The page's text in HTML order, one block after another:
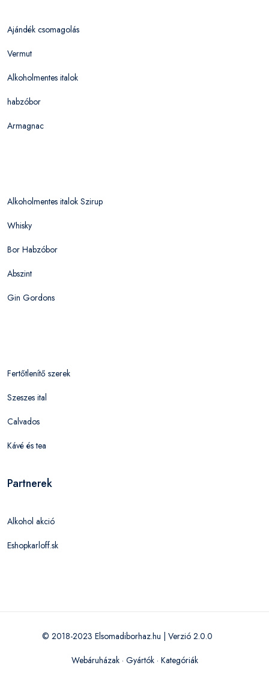
Ajándék csomagolás
Vermut
Alkoholmentes italok
habzóbor
Armagnac
Alkoholmentes italok Szirup
Whisky
Bor Habzóbor
Abszint
Gin Gordons
Fertőtlenítő szerek
Szeszes ital
Calvados
Kávé és tea
Partnerek
Alkohol akció
Eshopkarloff.sk
© 2018-2023 Elsomadiborhaz.hu | Verzió 2.0.0
Webáruházak· Gyártók· Kategóriák